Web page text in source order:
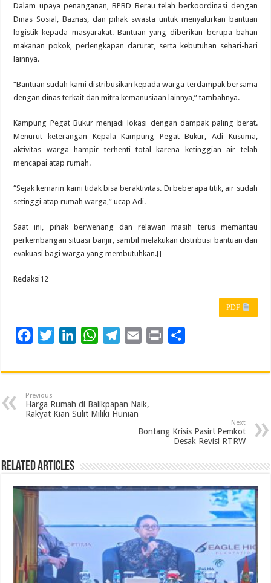
Dalam upaya penanganan, BPBD Berau telah berkoordinasi dengan
Dinas Sosial, Baznas, dan pihak swasta untuk menyalurkan bantuan
logistik kepada masyarakat. Bantuan yang diberikan berupa bahan
makanan pokok, perlengkapan darurat, serta kebutuhan sehari-hari
lainnya.
“Bantuan sudah kami distribusikan kepada warga terdampak bersama
dengan dinas terkait dan mitra kemanusiaan lainnya,” tambahnya.
Kampung Pegat Bukur menjadi lokasi dengan dampak paling berat.
Menurut keterangan Kepala Kampung Pegat Bukur, Adi Kusuma,
aktivitas warga hampir terhenti total karena ketinggian air telah
mencapai atap rumah.
“Sejak kemarin kami tidak bisa beraktivitas. Di beberapa titik, air sudah
setinggi atap rumah warga,” ucap Adi.
Saat ini, pihak berwenang dan relawan masih terus memantau
perkembangan situasi banjir, sambil melakukan distribusi bantuan dan
evakuasi bagi warga yang membutuhkan.[]
Redaksi12
PDF
c
b
o
i
t
e
n
e
d
W
a
s
A
l
g
r
a
l
i
a
Previous
Harga Rumah di Balikpapan Naik,
Rakyat Kian Sulit Miliki Hunian
Next
Bontang Krisis Pasir! Pemkot
Desak Revisi RTRW
Related Articles